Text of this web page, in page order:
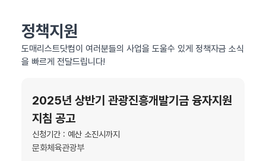
정책지원
도매리스트닷컴이 여러분들의 사업을 도울수 있게 정책자금 소식
을 빠르게 전달드립니다!
2025년 상반기 관광진흥개발기금 융자지원
지침 공고
신청기간 : 예산 소진시까지
문화체육관광부